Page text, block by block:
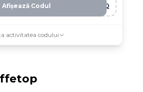
HJQ
Afișează Codul
activitatea codului